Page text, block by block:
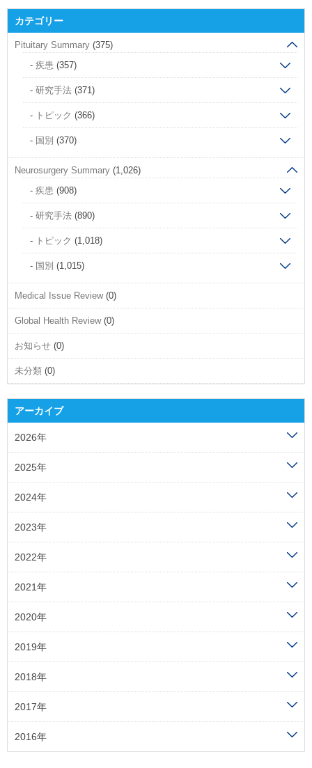
カテゴリー
Pituitary Summary (375)
疾患 (357)
研究手法 (371)
トピック (366)
国別 (370)
Neurosurgery Summary (1,026)
疾患 (908)
研究手法 (890)
トピック (1,018)
国別 (1,015)
Medical Issue Review(0)
Global Health Review(0)
お知らせ (0)
未分類 (0)
アーカイブ
2026年
2025年
2024年
2023年
2022年
2021年
2020年
2019年
2018年
2017年
2016年